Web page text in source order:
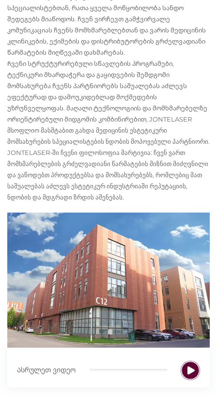
სპეციალისტებთან, რათა ყველა მოწყობილობა სანდო
შედეგებს მიაწოდოს. ჩვენ ვირჩევთ გამჭვირვალე
კომუნიკაციას ჩვენს მომხმარებლებთან და ვარის მედიცინის
კლინიკების, ექიმების და დისტრიბუტორების გრძელვადიანი
წარმატების მიღწევაში დახმარებას.
Ჩვენი სტრუქტურირებული სწავლების პროგრამები,
ტექნიკური მხარდაჭერა და გაყიდვების შემდგომი
მომსახურება ჩვენს პარტნიორებს საშუალებას აძლევს
ეფექტურად და დამოუკიდებლად მოქმედების
უზრუნველყოფას. მაღალი ტექნოლოგიის და მომხმარებელზე
ორიენტირებული მიდგომის კომბინირებით, JONTELASER
მსოფლიო მასშტაბით გახდა მედიცინის ესტეტიკური
მომსახურების სპეციალისტების ნდობის მოპოვებული პარტნიორი.
JONTELASER-ში ჩვენი ფილოსოფია მარტივია: ჩვენ ვართ
მომხმარებლების გრძელვადიანი წარმატების მიზნით მიძღვნილი
და ვაწოდებთ პროდუქტებსა და მომსახურებებს, რომლებიც მათ
საშუალებას აძლევს ესტეტიკურ ინდუსტრიაში რეპუტაციის,
ნდობის და მდგრადი ზრდის აშენებას.
Ასრულეთ ვიდეო